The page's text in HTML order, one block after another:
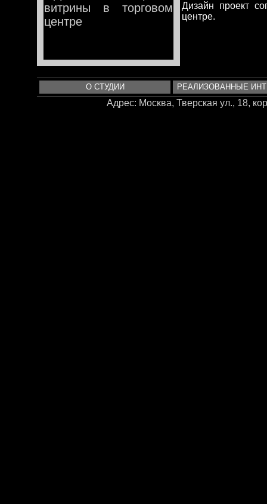
Дизайн проект
центре.
О СТУДИИ РЕАЛИЗОВАННЫЕ
Адрес: Москва, Тверская ул., 18,